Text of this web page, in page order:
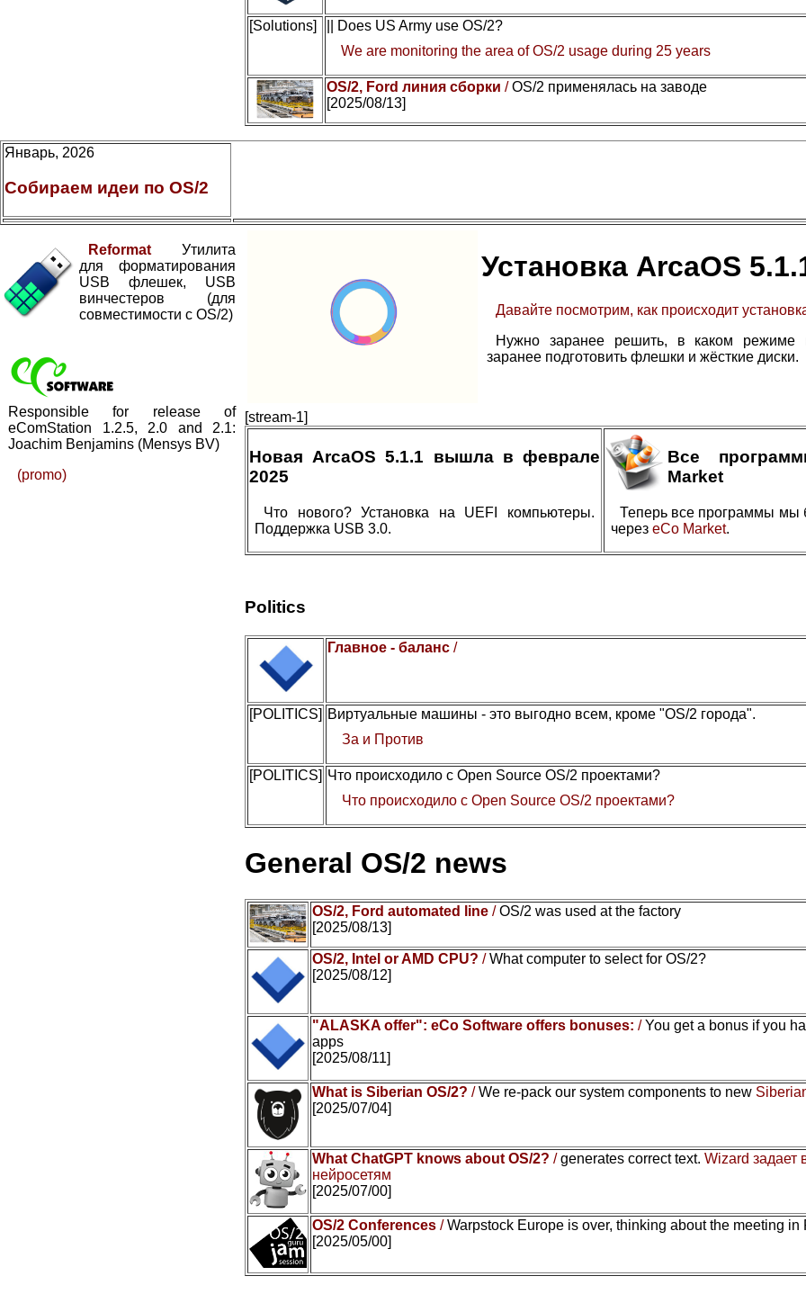
[Solutions]
|| Does US Army use OS/2?
We are monitoring the area of OS/2 usage during 25 years
OS/2, Ford линия сборки /OS/2 применялась на заводе
[2025/08/13]
Январь, 2026
Собираем идеи по OS/2
Reformat Утилита
для форматирования
USB флешек, USB
винчестеров (для
совместимости с OS/2)
Responsible for release of
eComStation 1.2.5, 2.0 and 2.1:
Joachim Benjamins (Mensys BV)
(promo)
Установка ArcaOS
Давайте посмотрим, как происходит
Нужно заранее решить, в каком режиме
заранее подготовить флешки и жёсткие диски.
[stream-1]
Новая ArcaOS 5.1.1 вышла в феврале
2025
Что нового? Установка на UEFI компьютеры.
Поддержка USB 3.0.
Все
Market
Теперь все программы мы
через eCo Market.
Politics
Главное - баланс /
[POLITICS] Виртуальные машины - это выгодно всем, кроме "OS/2 города".
За и Против
[POLITICS] Что происходило с Open Source OS/2 проектами?
Что происходило с Open Source OS/2 проектами?
General OS/2 news
OS/2, Ford automated line /OS/2 was used at the factory
[2025/08/13]
OS/2, Intel or AMD CPU? /What computer to select for OS/2?
[2025/08/12]
"ALASKA offer": eCo Software offers bonuses: /You get a bonus if you
apps
[2025/08/11]
What is Siberian OS/2? /We re-pack our system components to new
[2025/07/04]
What ChatGPT knows about OS/2? /generates correct text. Wizard задает
нейросетям
[2025/07/00]
OS/2 Conferences /Warpstock Europe is over, thinking about the meeting in
[2025/05/00]